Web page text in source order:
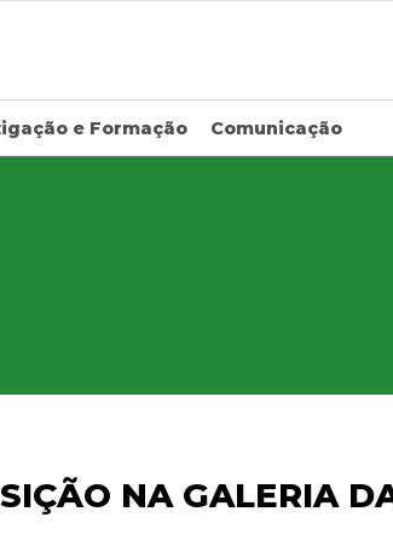
e Formação Comunicação
NA GALERIA